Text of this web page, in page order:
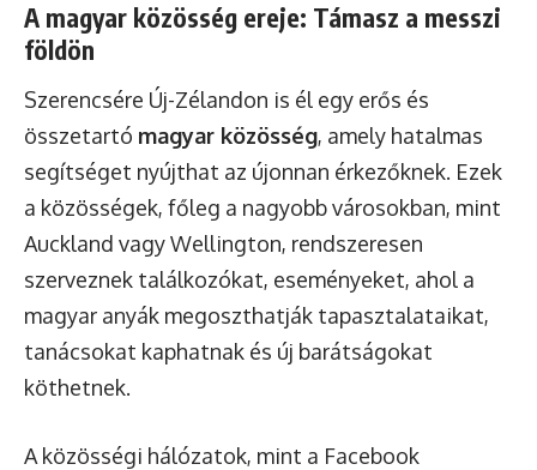
A magyar közösség ereje: Támasz a messzi
földön
Szerencsére Új-Zélandon is él egy erős és
összetartó magyar közösség, amely hatalmas
segítséget nyújthat az újonnan érkezőknek. Ezek
a közösségek, főleg a nagyobb városokban, mint
Auckland vagy Wellington, rendszeresen
szerveznek találkozókat, eseményeket, ahol a
magyar anyák megoszthatják tapasztalataikat,
tanácsokat kaphatnak és új barátságokat
köthetnek.
A közösségi hálózatok, mint a Facebook